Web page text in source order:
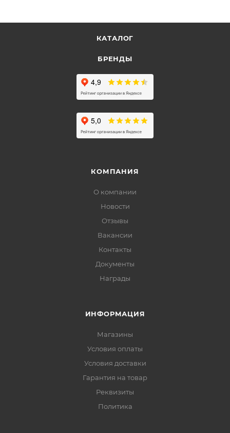
КАТАЛОГ
БРЕНДЫ
КОМПАНИЯ
О компании
Новости
Отзывы
Вакансии
Контакты
Документы
Награды
ИНФОРМАЦИЯ
Магазины
Условия оплаты
Условия доставки
Гарантия на товар
Реквизиты
Политика